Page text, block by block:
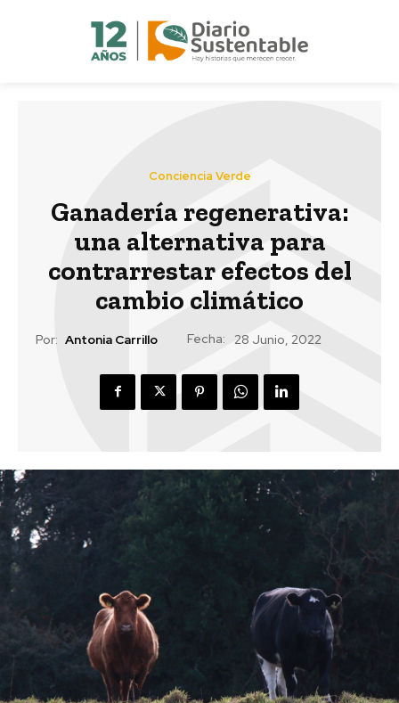
Conciencia Verde
Ganadería regenerativa:
una alternativa para
contrarrestar efectos del
cambio climático
Por: Antonia Carrillo Fecha: 28 Junio, 2022